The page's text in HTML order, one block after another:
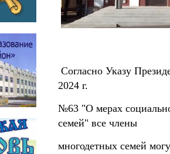
Согласно Указу
2024 г.
№63 "О мерах
семей" все члены
многодетных семей